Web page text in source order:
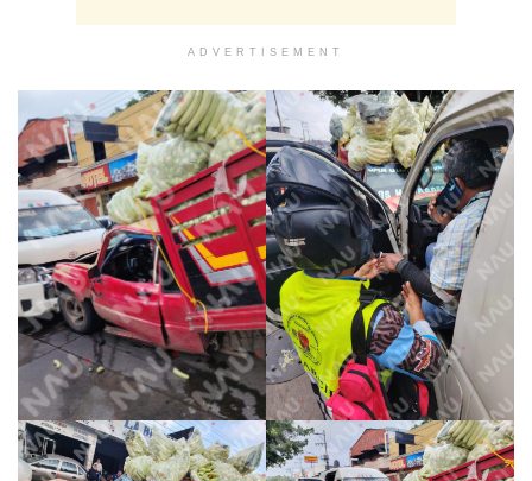
ADVERTISEMENT